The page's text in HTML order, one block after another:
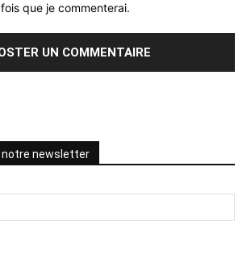
que je commenterai.
notre newsletter